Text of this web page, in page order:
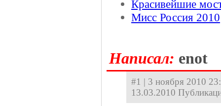
Красивейшие
Мисс Россия 2010
Hаписал: enot
#1 | 3 ноября 2010
13.03.2010